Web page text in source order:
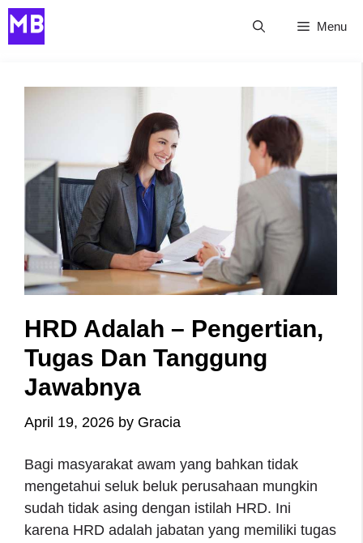
Skip
to
Menu
HRD Adalah – Pengertian,
Tugas Dan Tanggung
Jawabnya
April 19, 2026 by Gracia
Bagi masyarakat awam yang bahkan tidak
mengetahui seluk beluk perusahaan mungkin
sudah tidak asing dengan istilah HRD. Ini
karena HRD adalah jabatan yang memiliki tugas